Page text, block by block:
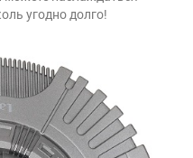
угодно долго!